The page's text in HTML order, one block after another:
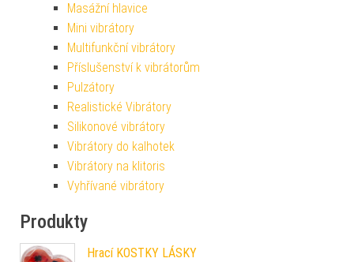
Masážní hlavice
Mini vibrátory
Multifunkční vibrátory
Příslušenství k vibrátorům
Pulzátory
Realistické Vibrátory
Silikonové vibrátory
Vibrátory do kalhotek
Vibrátory na klitoris
Vyhřívané vibrátory
Produkty
Hrací KOSTKY LÁSKY